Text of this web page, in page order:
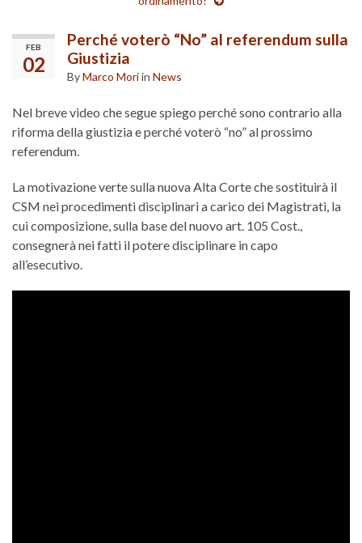
FEB
02
Perché voterò “No” al referendum sulla
Giustizia
ByMarco Moriin News
Nel breve video che segue spiego perché sono contrario alla
riforma della giustizia e perché voterò “no” al prossimo
referendum.
La motivazione verte sulla nuova Alta Corte che sostituirà il
CSM nei procedimenti disciplinari a carico dei Magistrati, la
cui composizione, sulla base del nuovo art. 105 Cost.,
consegnerà nei fatti il potere disciplinare in capo
all’esecutivo.